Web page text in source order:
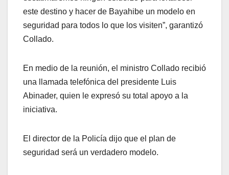
este destino y hacer de Bayahibe un modelo en
seguridad para todos lo que los visiten”, garantizó
Collado.
En medio de la reunión, el ministro Collado recibió
una llamada telefónica del presidente Luis
Abinader, quien le expresó su total apoyo a la
iniciativa.
El director de la Policía dijo que el plan de
seguridad será un verdadero modelo.